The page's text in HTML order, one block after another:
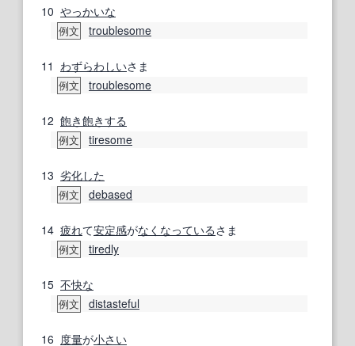
10 やっかいな
例文 troublesome
11 わずらわしいさま
例文 troublesome
12 飽き飽きする
例文 tiresome
13 劣化した
例文 debased
14 疲れて安定感がなくなっているさま
例文 tiredly
15 不快な
例文 distasteful
16 度量が小さい